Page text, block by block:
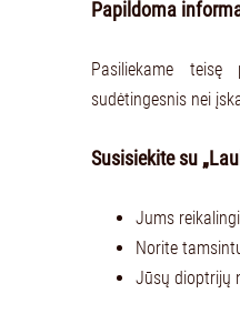
Papildoma
Pasiliekame teisę
sudėtingesnis nei
Susisiekite su
Jums
Norite
Jūsų dioptrijų